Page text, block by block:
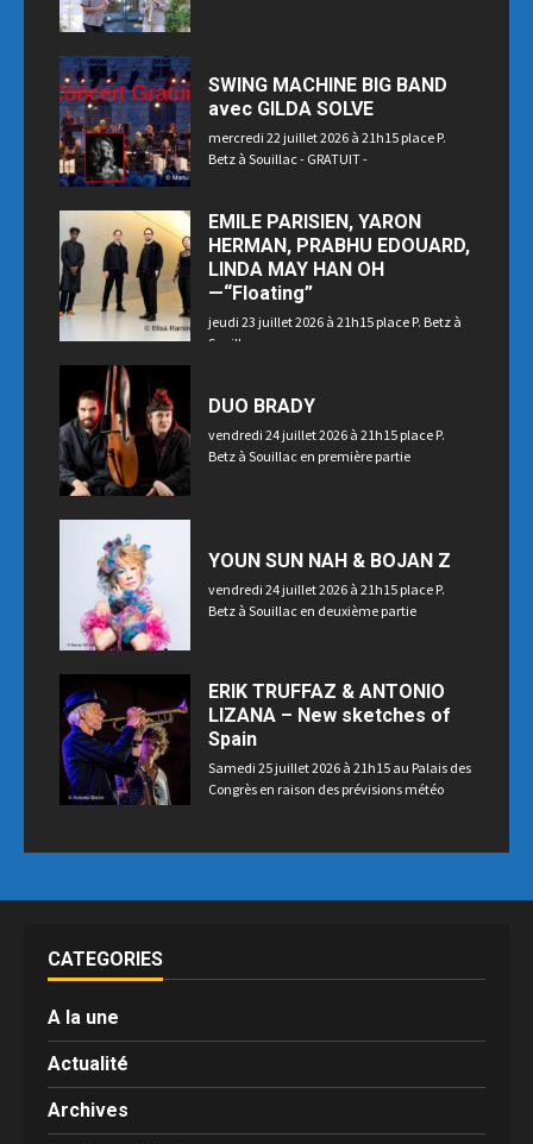
SWING MACHINE BIG BAND
avec GILDA SOLVE
mercredi 22 juillet 2026 à 21h15 place P.
Betz à Souillac - GRATUIT -
EMILE PARISIEN, YARON
HERMAN, PRABHU EDOUARD,
LINDA MAY HAN OH
—“Floating”
jeudi 23 juillet 2026 à 21h15 place P. Betz à
Souillac
DUO BRADY
vendredi 24 juillet 2026 à 21h15 place P.
Betz à Souillac en première partie
YOUN SUN NAH & BOJAN Z
vendredi 24 juillet 2026 à 21h15 place P.
Betz à Souillac en deuxième partie
ERIK TRUFFAZ & ANTONIO
LIZANA – New sketches of
Spain
Samedi 25 juillet 2026 à 21h15 au Palais des
Congrès en raison des prévisions météo
CATEGORIES
A la une
Actualité
Archives